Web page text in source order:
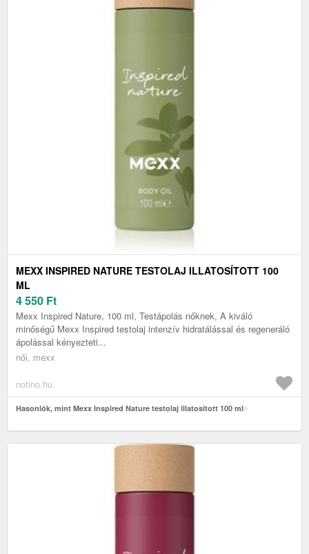
MEXX INSPIRED NATURE TESTOLAJ ILLATOSÍTOTT 100
ML
4 550 Ft
Mexx Inspired Nature, 100 ml, Testápolás nőknek, A kiváló
minőségű Mexx Inspired testolaj intenzív hidratálással és regeneráló
ápolással kényezteti...
női, mexx
notino.hu
Hasonlók, mint Mexx Inspired Nature testolaj illatosított 100 ml